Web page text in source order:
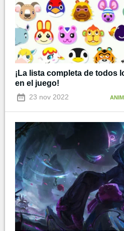
¡La lista completa de todos
en el juego!
23 nov 2022